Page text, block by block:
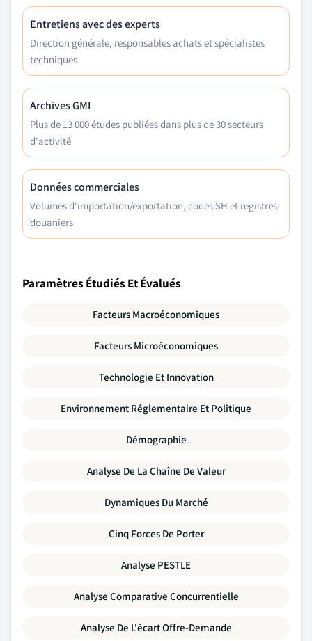
Entretiens avec des experts
Direction générale, responsables achats et spécialistes
techniques
Archives GMI
Plus de 13 000 études publiées dans plus de 30 secteurs
d'activité
Données commerciales
Volumes d'importation/exportation, codes SH et registres
douaniers
Paramètres Étudiés Et Évalués
Facteurs Macroéconomiques
Facteurs Microéconomiques
Technologie Et Innovation
Environnement Réglementaire Et Politique
Démographie
Analyse De La Chaîne De Valeur
Dynamiques Du Marché
Cinq Forces De Porter
Analyse PESTLE
Analyse Comparative Concurrentielle
Analyse De L'écart Offre-Demande